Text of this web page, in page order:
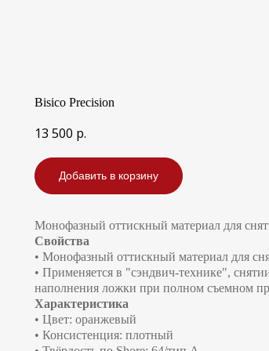
Bisico Precision
13 500 р.
Добавить в корзину
Монофазный оттискный материал для
Свойства
• Монофазный оттискный материал для
• Применяется в "сэндвич-технике",
наполнения ложки при полном съемном
Характеристика
• Цвет: оранжевый
• Консистенция: плотный